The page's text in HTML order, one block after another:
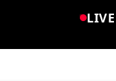
LIVE